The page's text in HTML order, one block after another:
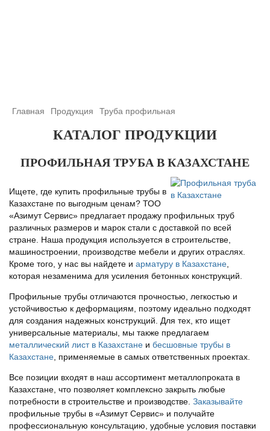
Главная Продукция Труба профильная
КАТАЛОГ ПРОДУКЦИИ
ПРОФИЛЬНАЯ ТРУБА В КАЗАХСТАНЕ
Ищете, где купить профильные трубы в
Казахстане по выгодным ценам? ТОО
«Азимут Сервис» предлагает продажу профильных труб
различных размеров и марок стали с доставкой по всей
стране. Наша продукция используется в строительстве,
машиностроении, производстве мебели и других отраслях.
Кроме того, у нас вы найдете и арматуру в Казахстане
которая незаменима для усиления бетонных конструкций.
Профильные трубы отличаются прочностью, легкостью и
устойчивостью к деформациям, поэтому идеально подходят
для создания надежных конструкций. Для тех, кто ищет
универсальные материалы, мы также предлагаем
металлический лист в Казахстане и бесшовные трубы в
Казахстане , применяемые в самых ответственных проектах.
Все позиции входят в наш ассортимент металлопроката в
Казахстане, что позволяет комплексно закрыть любые
потребности в строительстве и производстве. Заказывайте
профильные трубы в «Азимут Сервис» и получайте
профессиональную консультацию, удобные условия поставки